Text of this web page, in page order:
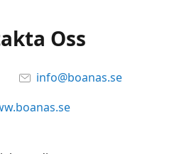
Oss
info@boanas.se